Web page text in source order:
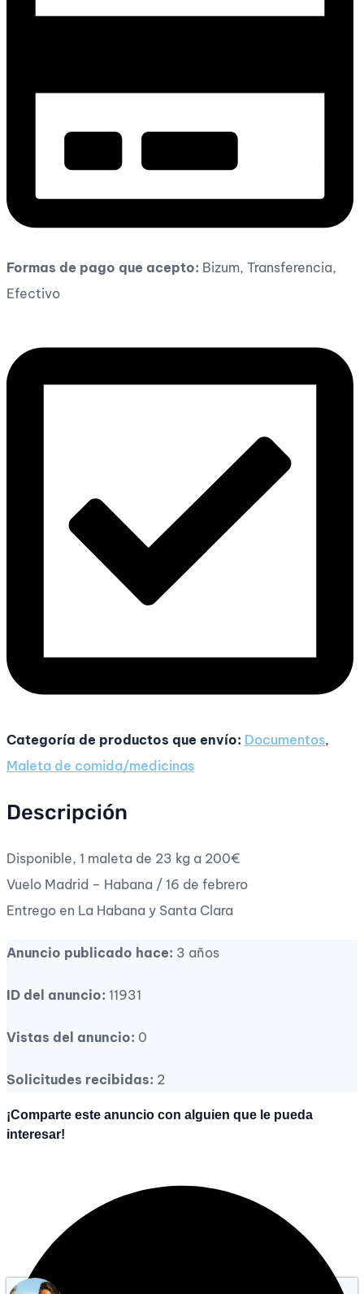
Formas de pago que acepto: Bizum, Transferencia,
Efectivo
Categoría de productos que envío: Documentos,
Maleta de comida/medicinas
Descripción
Disponible, 1 maleta de 23 kg a 200€
Vuelo Madrid – Habana / 16 de febrero
Entrego en La Habana y Santa Clara
Anuncio publicado hace: 3 años
ID del anuncio: 11931
Vistas del anuncio: 0
Solicitudes recibidas: 2
¡Comparte este anuncio con alguien que le pueda
interesar!